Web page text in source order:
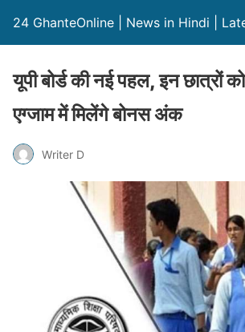
24 GhanteOnline | News in Hindi |
यूपी बोर्ड की नई पहल, इन छात्रों
एग्जाम में मिलेंगे बोनस अंक
Writer D